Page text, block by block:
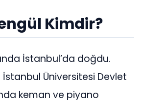
Kimdir?
İstanbul’da doğdu.
Üniversitesi Devlet
keman ve piyano